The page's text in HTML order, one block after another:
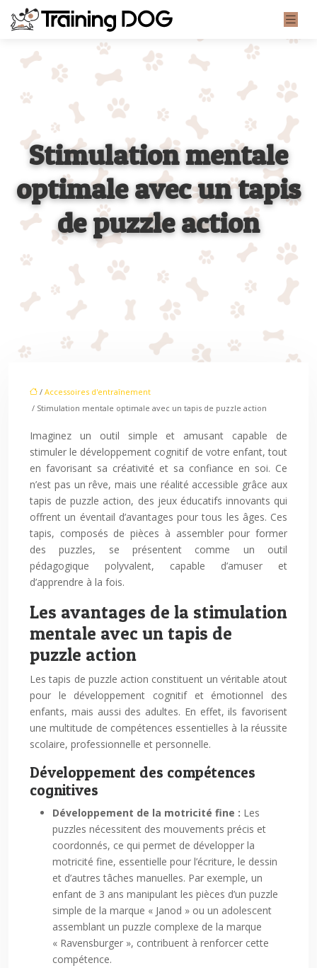
Stimulation mentale
optimale avec un tapis
de puzzle action
/ Accessoires d'entraînement
/ Stimulation mentale optimale avec un tapis de puzzle action
Imaginez un outil simple et amusant capable de
stimuler le développement cognitif de votre enfant, tout
en favorisant sa créativité et sa confiance en soi. Ce
n’est pas un rêve, mais une réalité accessible grâce aux
tapis de puzzle action, des jeux éducatifs innovants qui
offrent un éventail d’avantages pour tous les âges. Ces
tapis, composés de pièces à assembler pour former
des puzzles, se présentent comme un outil
pédagogique polyvalent, capable d’amuser et
d’apprendre à la fois.
Les avantages de la stimulation
mentale avec un tapis de
puzzle action
Les tapis de puzzle action constituent un véritable atout
pour le développement cognitif et émotionnel des
enfants, mais aussi des adultes. En effet, ils favorisent
une multitude de compétences essentielles à la réussite
scolaire, professionnelle et personnelle.
Développement des compétences
cognitives
Développement de la motricité fine : Les
puzzles nécessitent des mouvements précis et
coordonnés, ce qui permet de développer la
motricité fine, essentielle pour l’écriture, le dessin
et d’autres tâches manuelles. Par exemple, un
enfant de 3 ans manipulant les pièces d’un puzzle
simple de la marque « Janod » ou un adolescent
assemblant un puzzle complexe de la marque
« Ravensburger », contribuent à renforcer cette
compétence.